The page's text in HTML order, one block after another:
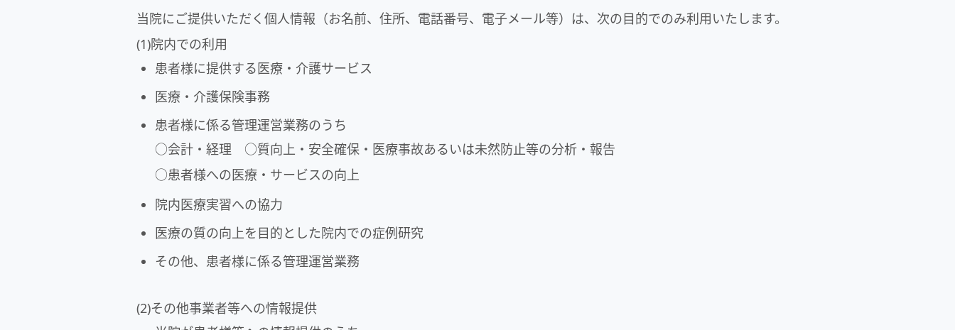
当院にご提供いただく個人情報（お名前、住所、電話番号、電子メール等）は、次の目的でのみ利用いたします。
(1)院内での利用
患者様に提供する医療・介護サービス
医療・介護保険事務
患者様に係る管理運営業務のうち
○会計・経理 ○質向上・安全確保・医療事故あるいは未然防止等の分析・報告
○患者様への医療・サービスの向上
院内医療実習への協力
医療の質の向上を目的とした院内での症例研究
その他、患者様に係る管理運営業務
(2)その他事業者等への情報提供